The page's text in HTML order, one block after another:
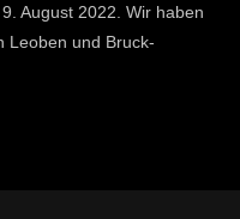
August 2022. Wir haben
Leoben und Bruck-